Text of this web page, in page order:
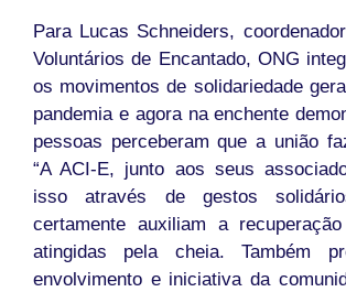
Para Lucas Schneiders,
Voluntários de Encantado, ONG
os movimentos de solidariedade
pandemia e agora na enchente
pessoas perceberam que a união
“A ACI-E, junto aos seus
isso através de gestos
certamente auxiliam a
atingidas pela cheia. Também
envolvimento e iniciativa da